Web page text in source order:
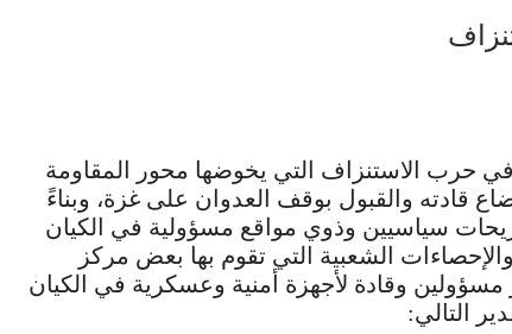
حرب الاستنزاف التي يخوضها محور المقاومة
قادته والقبول بوقف العدوان على غزة، وبناءً
سياسيين وذوي مواقع مسؤولية في الكيان
الشعبية التي تقوم بها بعض مركز
مسؤولين وقادة لأجهزة أمنية وعسكرية في الكيان
التالي: